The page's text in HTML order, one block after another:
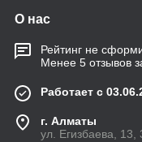
О нас
Рейтинг не
Менее 5 отзывов
Работает с
г. Алматы
ул. Егизбаева,